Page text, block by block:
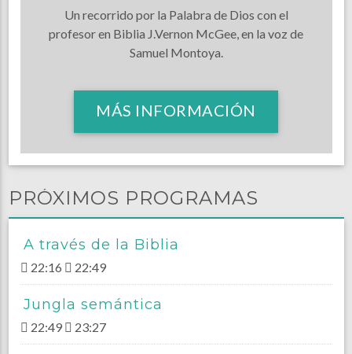
Un recorrido por la Palabra de Dios con el
profesor en Biblia J.Vernon McGee, en la voz de
Samuel Montoya.
MÁS INFORMACIÓN
PRÓXIMOS PROGRAMAS
A través de la Biblia
22:16 22:49
Jungla semántica
22:49 23:27